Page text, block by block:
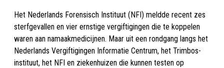
Het Nederlands Forensisch Instituut (NFI) meldde recent zes
sterfgevallen en vier ernstige vergiftigingen die te koppelen
waren aan namaakmedicijnen. Maar uit een rondgang langs het
Nederlands Vergiftigingen Informatie Centrum, het Trimbos-
instituut, het NFI en ziekenhuizen die kunnen testen op